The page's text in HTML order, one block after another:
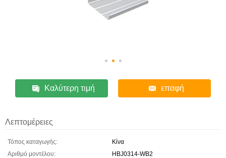
Καλύτερη τιμή επαφή
Λεπτομέρειες
Τόπος καταγωγής:
Κίνα
Αριθμό μοντέλου:
HBJ0314-WB2